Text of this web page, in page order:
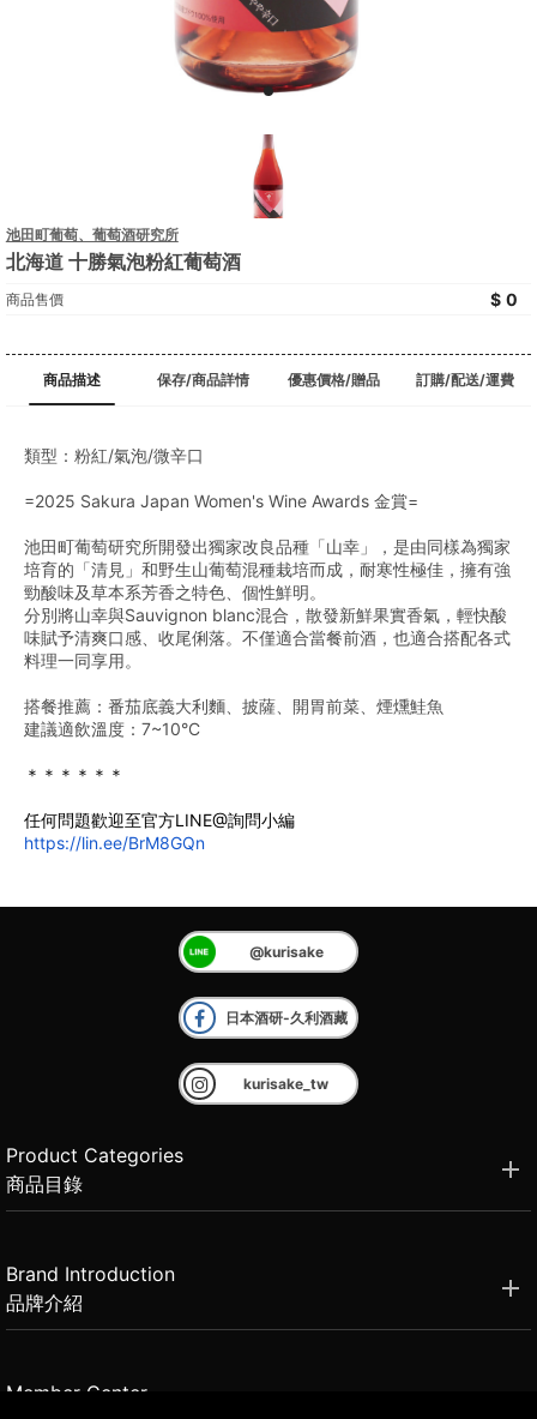
池田町葡萄、葡萄酒研究所
北海道 十勝氣泡粉紅葡萄酒
商品售價 0
商品描述 保存/商品詳情 優惠價格/贈品 訂購/配送/運費
類型：粉紅/氣泡/微辛口
=2025 Sakura Japan Women's Wine Awards 金賞=
池田町葡萄研究所開發出獨家改良品種「山幸」，是由同樣為獨家
培育的「清見」和野生山葡萄混種栽培而成，耐寒性極佳，擁有強
勁酸味及草本系芳香之特色、個性鮮明。
分別將山幸與Sauvignon blanc混合，散發新鮮果實香氣，輕快酸
味賦予清爽口感、收尾俐落。不僅適合當餐前酒，也適合搭配各式
料理一同享用。
搭餐推薦：番茄底義大利麵、披薩、開胃前菜、煙燻鮭魚
建議適飲溫度：7~10°C
﻿＊＊＊＊＊＊
任何問題歡迎至官方LINE@詢問小編
https://lin.ee/BrM8GQn
@kurisake
日本酒研-久利酒藏
kurisake_tw
Product Categories
商品目錄
Brand Introduction
品牌介紹
Member Center